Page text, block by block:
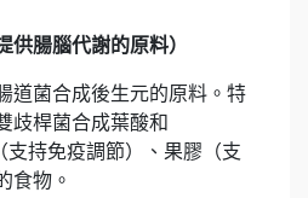
供腸腦代謝的原料）
道菌合成後生元的原料。特
歧桿菌合成葉酸和
持免疫調節）、果膠（支
食物。